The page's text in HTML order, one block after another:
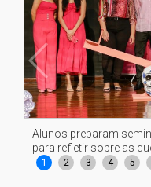
Alunos preparam
para refletir sobre as
1 2 3 4 5